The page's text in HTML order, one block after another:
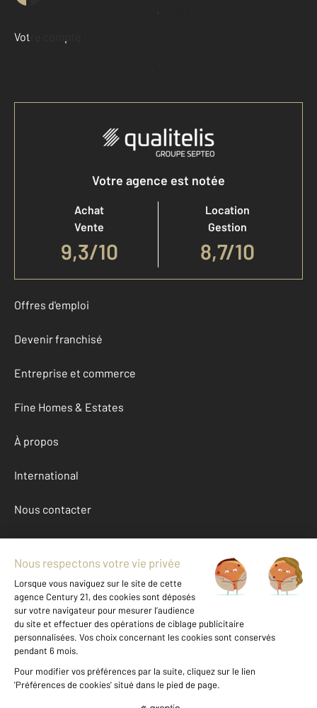
Demander une estimation
Votre compte :
Accéder à mon compte
Votre agence est notée
Achat
Vente
9,3/10
Location
Gestion
8,7/10
Offres d'emploi
Devenir franchisé
Entreprise et commerce
Fine Homes & Estates
À propos
International
Nous contacter
Mentions légales & CGU et Barèmes d'honoraires
Données personnelles
Gestionnaire des cookies
Location parking autour de ST MANDE (94160)